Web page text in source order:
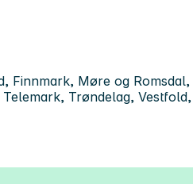
Finnmark, Møre og Romsdal,
Trøndelag, Vestfold,